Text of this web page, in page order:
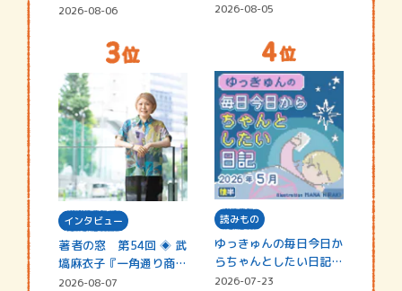
2026-08-06 2026-08-05
インタビュー
著者の窓 第54回 ◈ 武
塙麻衣子『一角通り商店
街の…
2026-08-07
読みもの
ゆっきゅんの毎日今日か
らちゃんとしたい日記
☆202…
2026-07-23